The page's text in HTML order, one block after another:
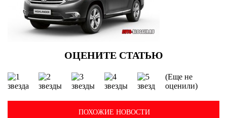
(Еще не
оценили)
ПОХОЖИЕ НОВОСТИ